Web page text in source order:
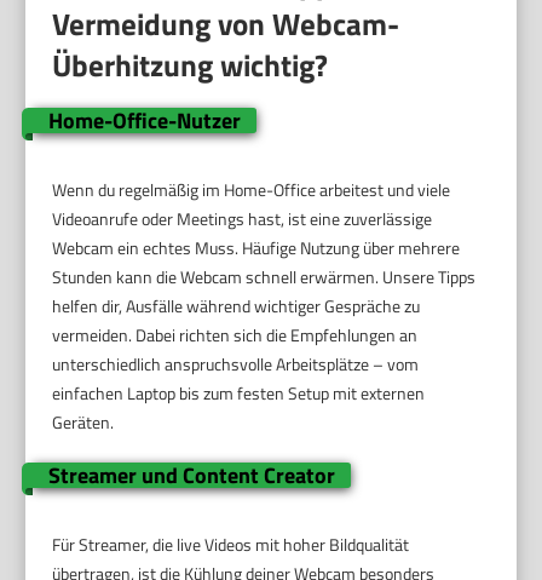
Vermeidung von Webcam-
Überhitzung wichtig?
Home-Office-Nutzer
Wenn du regelmäßig im Home-Office arbeitest und viele
Videoanrufe oder Meetings hast, ist eine zuverlässige
Webcam ein echtes Muss. Häufige Nutzung über mehrere
Stunden kann die Webcam schnell erwärmen. Unsere Tipps
helfen dir, Ausfälle während wichtiger Gespräche zu
vermeiden. Dabei richten sich die Empfehlungen an
unterschiedlich anspruchsvolle Arbeitsplätze – vom
einfachen Laptop bis zum festen Setup mit externen
Geräten.
Streamer und Content Creator
Für Streamer, die live Videos mit hoher Bildqualität
übertragen, ist die Kühlung deiner Webcam besonders